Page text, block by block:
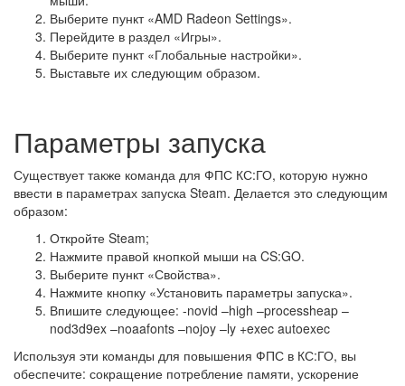
Выберите пункт «AMD Radeon Settings».
Перейдите в раздел «Игры».
Выберите пункт «Глобальные настройки».
Выставьте их следующим образом.
Параметры запуска
Существует также команда для ФПС КС:ГО, которую нужно
ввести в параметрах запуска Steam. Делается это следующим
образом:
Откройте Steam;
Нажмите правой кнопкой мыши на CS:GO.
Выберите пункт «Свойства».
Нажмите кнопку «Установить параметры запуска».
Впишите следующее: -novid –high –processheap –
nod3d9ex –noaafonts –nojoy –ly +exec autoexec
Используя эти команды для повышения ФПС в КС:ГО, вы
обеспечите: сокращение потребление памяти, ускорение